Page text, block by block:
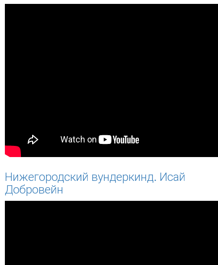
Нижегородский вундеркинд. Исай
Добровейн